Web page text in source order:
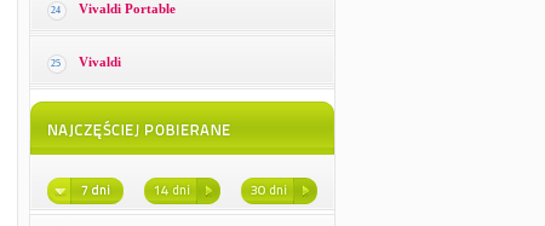
24 Vivaldi Portable
25 Vivaldi